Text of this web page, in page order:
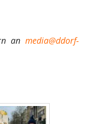
an media@ddorf-